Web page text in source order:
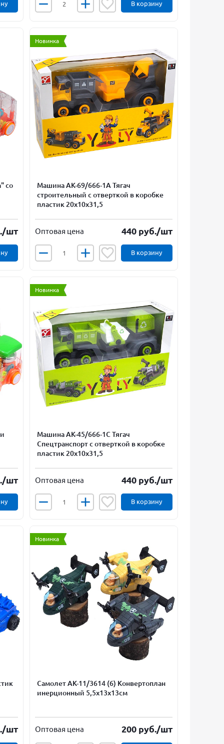
В корзину
со
/шт
Новинка
Машина АК-69/666-1А Тягач
строительный с отверткой в коробке
пластик 20х10х31,5
Оптовая цена 440руб./шт
В корзину
/шт
Новинка
Машина АК-45/666-1С Тягач
Спецтранспорт с отверткой в коробке
пластик 20х10х31,5
Оптовая цена 440руб./шт
В корзину
/шт
Новинка
Самолет АК-11/3614 (6) Конвертоплан
инерционный 5,5х13х13см
Оптовая цена 200руб./шт